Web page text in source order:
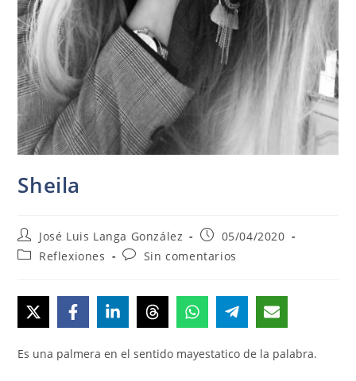
Sheila
Autor
de
la
José Luis Langa González
Publicación
de
la
05/04/2020
Categoría
entrada:
Reflexiones
Comentarios
entrada:
Sin comentarios
Es una palmera en el sentido mayestatico de la palabra.